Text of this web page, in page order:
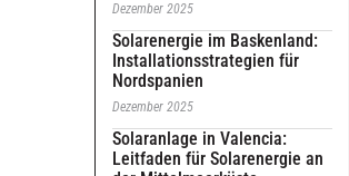
Dezember 2025
Solarenergie im Baskenland:
Installationsstrategien für
Nordspanien
Dezember 2025
Solaranlage in Valencia:
Leitfaden für Solarenergie an